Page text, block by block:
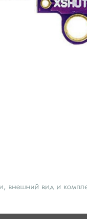
внешний вид и